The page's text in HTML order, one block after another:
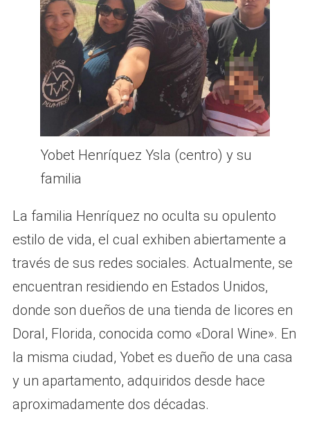
Yobet Henríquez Ysla (centro) y su
familia
La familia Henríquez no oculta su opulento
estilo de vida, el cual exhiben abiertamente a
través de sus redes sociales. Actualmente, se
encuentran residiendo en Estados Unidos,
donde son dueños de una tienda de licores en
Doral, Florida, conocida como «Doral Wine». En
la misma ciudad, Yobet es dueño de una casa
y un apartamento, adquiridos desde hace
aproximadamente dos décadas.